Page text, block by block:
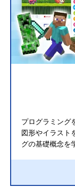
プログラミング
図形やイラスト
グの基礎概念を